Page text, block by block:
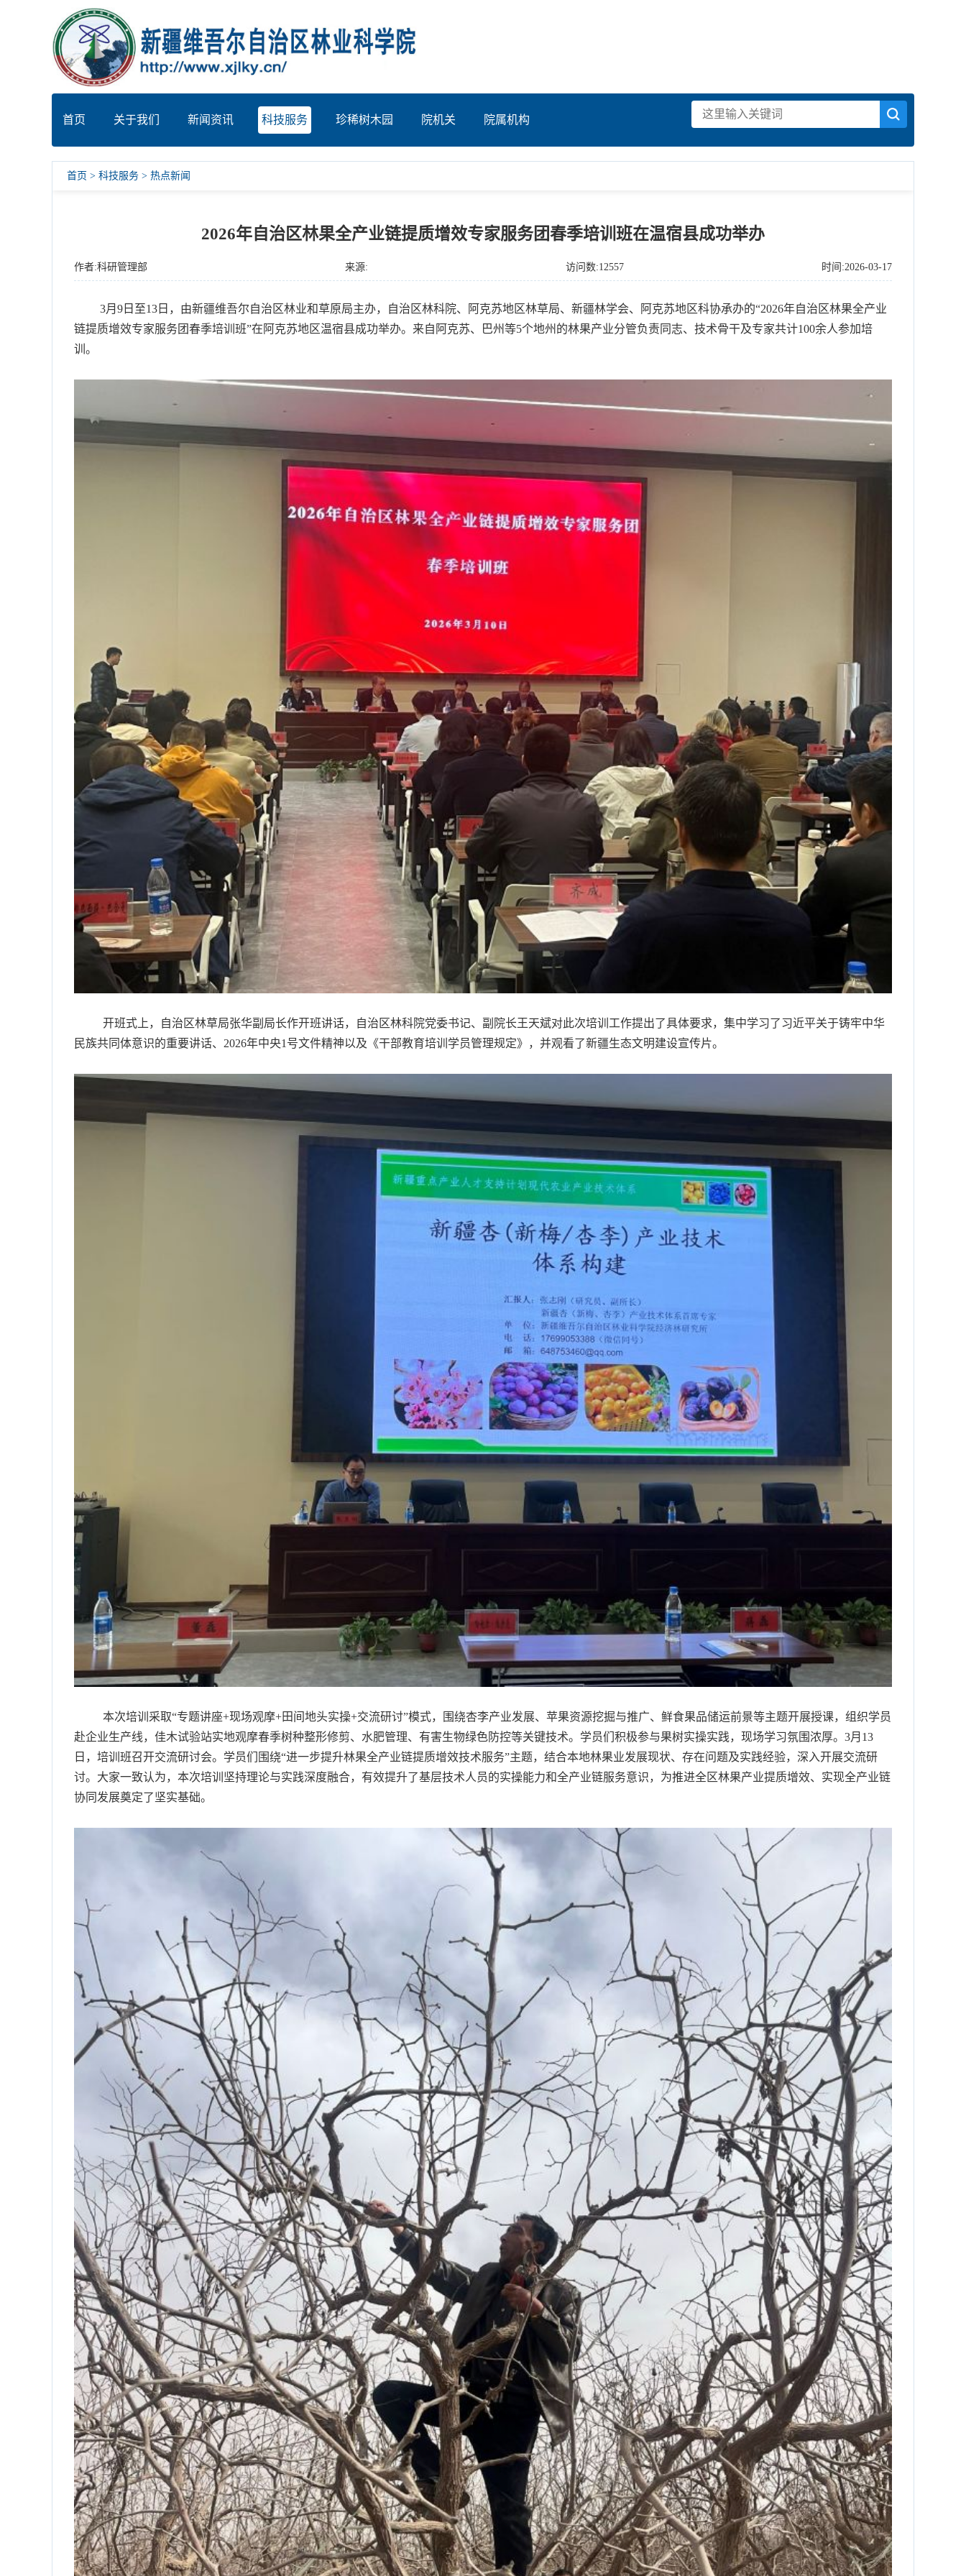
首页 关于我们 新闻资讯 科技服务 珍稀树木园 院机关 院属机构
首页 > 科技服务 > 热点新闻
2026年自治区林果全产业链提质增效专家服务团春季培训班在温宿县成功举办
作者:科研管理部 来源: 访问数:12557 时间:2026-03-17
3月9日至13日，由新疆维吾尔自治区林业和草原局主办，自治区林科院、阿克苏地区林草局、新疆林学会、阿克苏地区科协承办的“2026年自治区林果全产业
链提质增效专家服务团春季培训班”在阿克苏地区温宿县成功举办。来自阿克苏、巴州等5个地州的林果产业分管负责同志、技术骨干及专家共计100余人参加培
训。
开班式上，自治区林草局张华副局长作开班讲话，自治区林科院党委书记、副院长王天斌对此次培训工作提出了具体要求，集中学习了习近平关于铸牢中华
民族共同体意识的重要讲话、2026年中央1号文件精神以及《干部教育培训学员管理规定》，并观看了新疆生态文明建设宣传片。
本次培训采取“专题讲座+现场观摩+田间地头实操+交流研讨”模式，围绕杏李产业发展、苹果资源挖掘与推广、鲜食果品储运前景等主题开展授课，组织学员
赴企业生产线，佳木试验站实地观摩春季树种整形修剪、水肥管理、有害生物绿色防控等关键技术。学员们积极参与果树实操实践，现场学习氛围浓厚。3月13
日，培训班召开交流研讨会。学员们围绕“进一步提升林果全产业链提质增效技术服务”主题，结合本地林果业发展现状、存在问题及实践经验，深入开展交流研
讨。大家一致认为，本次培训坚持理论与实践深度融合，有效提升了基层技术人员的实操能力和全产业链服务意识，为推进全区林果产业提质增效、实现全产业链
协同发展奠定了坚实基础。